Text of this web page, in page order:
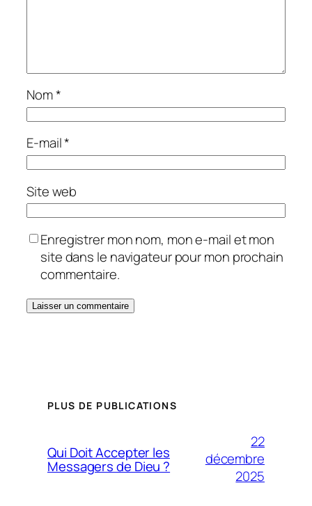
Nom*
E-mail*
Site web
Enregistrer mon nom, mon e-mail et mon
site dans le navigateur pour mon prochain
commentaire.
PLUS DE PUBLICATIONS
Qui Doit Accepter les
Messagers de Dieu ?
22
décembre
2025